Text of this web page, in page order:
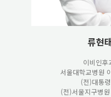
류현
이비인후
서울대학교병원
(전)대통
(전)서울지구병